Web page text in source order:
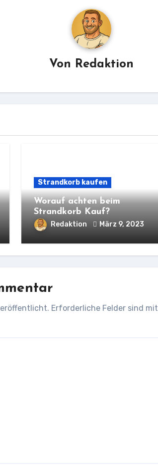
Von Redaktion
Strandkorb kaufen
Worauf achten beim
Strandkorb Kauf?
Redaktion März 9, 2023
Erforderliche Felder sind mit